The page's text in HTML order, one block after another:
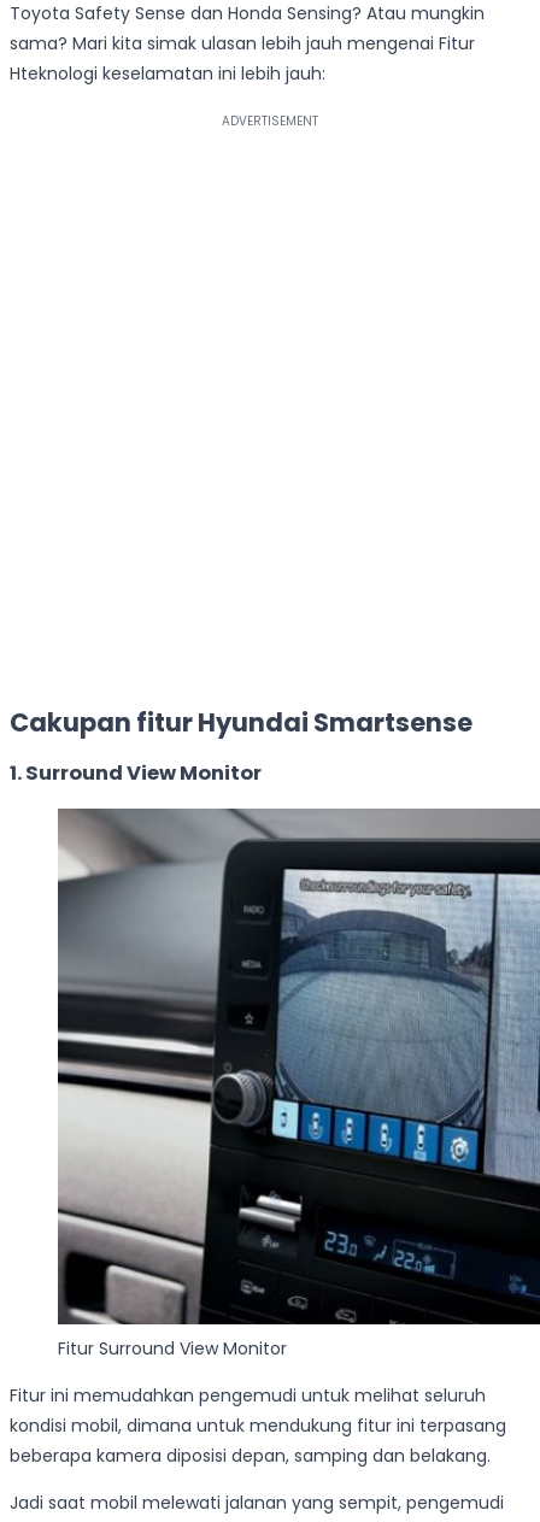
Toyota Safety Sense dan Honda Sensing? Atau mungkin
sama? Mari kita simak ulasan lebih jauh mengenai Fitur
Hteknologi keselamatan ini lebih jauh:
Cakupan fitur Hyundai Smartsense
1. Surround View Monitor
Fitur Surround View Monitor
Fitur ini memudahkan pengemudi untuk melihat seluruh
kondisi mobil, dimana untuk mendukung fitur ini terpasang
beberapa kamera diposisi depan, samping dan belakang.
Jadi saat mobil melewati jalanan yang sempit, pengemudi